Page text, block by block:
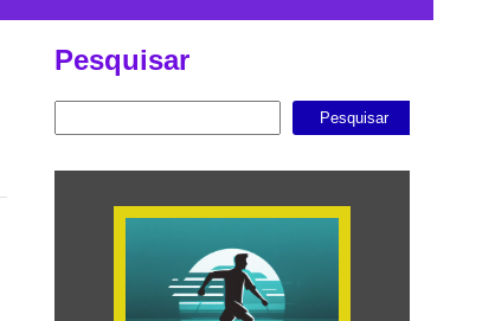
Pesquisar
Pesquisar